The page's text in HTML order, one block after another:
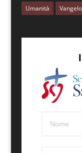
Umanità
Vangelo